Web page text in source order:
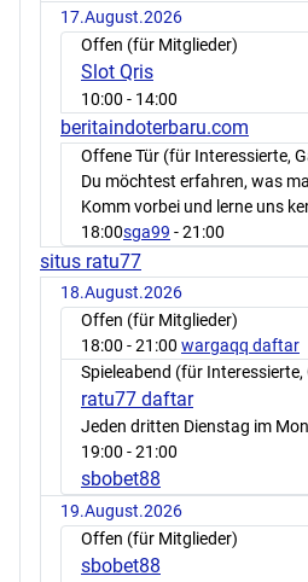
17.August.2026
Offen (für Mitglieder)
Slot Qris
10:00 - 14:00
beritaindoterbaru.com
Offene Tür (für Interessierte,
Du möchtest erfahren, was
Komm vorbei und lerne uns
18:00sga99 - 21:00
situs ratu77
18.August.2026
Offen (für Mitglieder)
18:00 - 21:00 wargaqq daftar
Spieleabend (für
ratu77 daftar
Jeden dritten Dienstag im
19:00 - 21:00
sbobet88
19.August.2026
Offen (für Mitglieder)
sbobet88